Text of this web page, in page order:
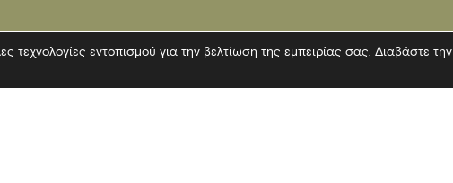
τεχνολογίες εντοπισμού για την βελτίωση της εμπειρίας σας. Διαβάστε την